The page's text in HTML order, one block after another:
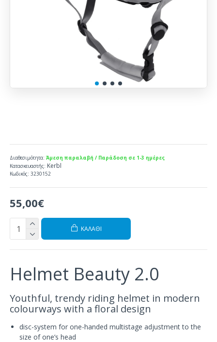
55,00€
Διαθεσιμότητα: Άμεση παραλαβή / Παράδοση σε 1-3 ημέρες
Κατασκευαστής: Kerbl
Κωδικός: 3230152
ΚΑΛΆΘΙ
Helmet Beauty 2.0
Youthful, trendy riding helmet in modern
colourways with a floral design
disc-system for one-handed multistage adjustment to the
size of one’s head